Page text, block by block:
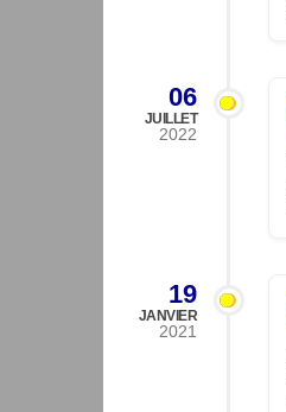
06
JUILLET
2022
19
JANVIER
2021